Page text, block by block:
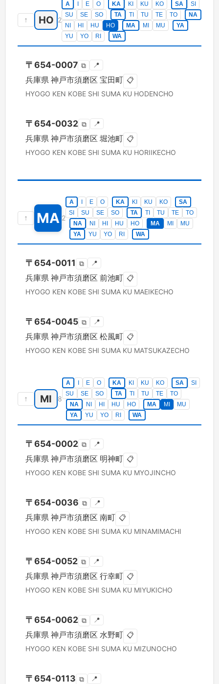
↑ HO 2
A E O KA KI KU KO SA
SI
SU
SE SO TA TI TU TE TO
NA
NI
HI HU HO MA MI MU
YA
YU
YO RI WA
〒654-0007 ⧉ 📍
兵庫県 神戸市須磨区 宝田町 📋
HYOGO KEN KOBE SHI SUMA KU HODENCHO
〒654-0032 ⧉ 📍
兵庫県 神戸市須磨区 堀池町 📋
HYOGO KEN KOBE SHI SUMA KU HORIIKECHO
↑ MA 2
A E O KA KI KU KO
SA
SI
SU SE SO TA TI TU TE
TO
NA
NI HI HU HO MA MI
MU
YA
YU YO RI WA
〒654-0011 ⧉ 📍
兵庫県 神戸市須磨区 前池町 📋
HYOGO KEN KOBE SHI SUMA KU MAEIKECHO
〒654-0045 ⧉ 📍
兵庫県 神戸市須磨区 松風町 📋
HYOGO KEN KOBE SHI SUMA KU MATSUKAZECHO
↑ MI 8
A E O KA KI KU KO SA
SI
SU
SE SO TA TI TU TE
TO
NA
NI HI HU HO MA MI
MU
YA
YU YO RI WA
〒654-0002 ⧉ 📍
兵庫県 神戸市須磨区 明神町 📋
HYOGO KEN KOBE SHI SUMA KU MYOJINCHO
〒654-0036 ⧉ 📍
兵庫県 神戸市須磨区 南町 📋
HYOGO KEN KOBE SHI SUMA KU MINAMIMACHI
〒654-0052 ⧉ 📍
兵庫県 神戸市須磨区 行幸町 📋
HYOGO KEN KOBE SHI SUMA KU MIYUKICHO
〒654-0062 ⧉ 📍
兵庫県 神戸市須磨区 水野町 📋
HYOGO KEN KOBE SHI SUMA KU MIZUNOCHO
〒654-0113 ⧉ 📍